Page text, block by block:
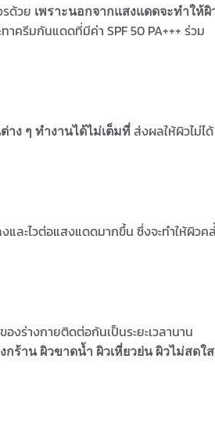
ด้วย เพราะนอกจากแสงแดดจะทำให้ผิ
ครีมกันแดดที่มีค่า SPF 50 PA+++ ร่วม
ง ๆ ทำงานได้ไม่เต็มที่ ส่งผลให้ผิวไม่ได้
ละไวต่อแสงแดดมากขึ้น ซึ่งจะทำให้ผิวค
งร่างกายติดต่อกันเป็นระยะเวลานาน
กร้าน ผิวขาดน้ำ ผิวเหี่ยวย่น ผิวไม่สดใส